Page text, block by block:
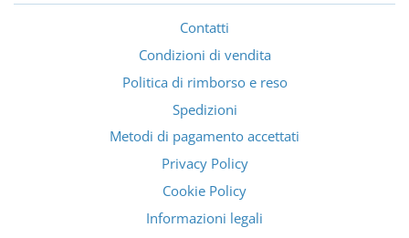
Contatti
Condizioni di vendita
Politica di rimborso e reso
Spedizioni
Metodi di pagamento accettati
Privacy Policy
Cookie Policy
Informazioni legali